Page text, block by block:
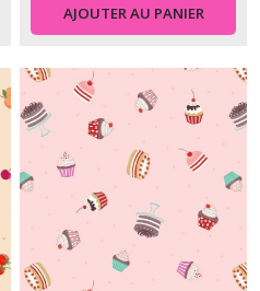
AJOUTER AU PANIER